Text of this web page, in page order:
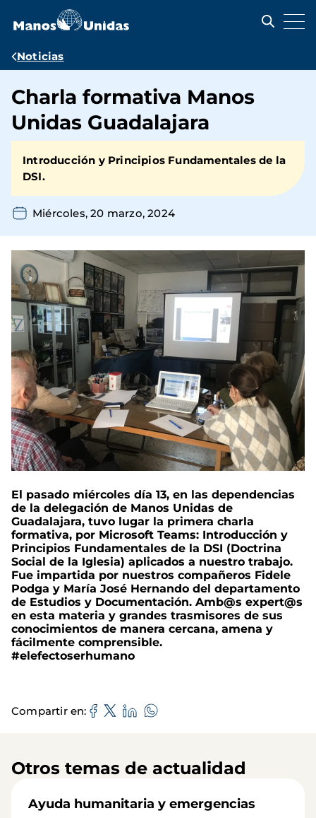
contenido
Ruta
navegación
Noticias
Charla formativa Manos
Unidas Guadalajara
Introducción y Principios Fundamentales de la
DSI.
Miércoles, 20 marzo, 2024
El pasado miércoles día 13, en las dependencias
de la delegación de Manos Unidas de
Guadalajara, tuvo lugar la primera charla
formativa, por Microsoft Teams: Introducción y
Principios Fundamentales de la DSI (Doctrina
Social de la Iglesia) aplicados a nuestro trabajo.
Fue impartida por nuestros compañeros Fidele
Podga y María José Hernando del departamento
de Estudios y Documentación. Amb@s expert@s
en esta materia y grandes trasmisores de sus
conocimientos de manera cercana, amena y
fácilmente comprensible.
#elefectoserhumano
Compartir en
Otros temas de actualidad
Ayuda humanitaria y emergencias